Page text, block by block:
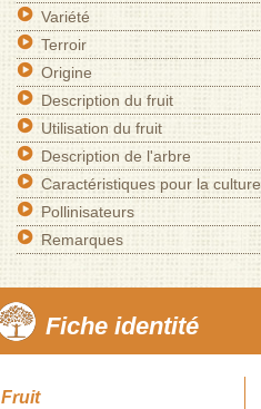
Variété
Terroir
Origine
Description du fruit
Utilisation du fruit
Description de l'arbre
Caractéristiques pour la culture
Pollinisateurs
Remarques
Fiche identité
Fruit